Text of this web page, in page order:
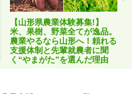
【山形県農業体験募集!】
米、果樹、野菜全てが逸品。
農業やるなら山形へ！頼れる
支援体制と先輩就農者に聞
く“やまがた”を選んだ理由